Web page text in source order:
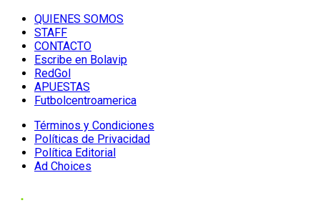
QUIENES SOMOS
STAFF
CONTACTO
Escribe en Bolavip
RedGol
APUESTAS
Futbolcentroamerica
Términos y Condiciones
Políticas de Privacidad
Política Editorial
Ad Choices